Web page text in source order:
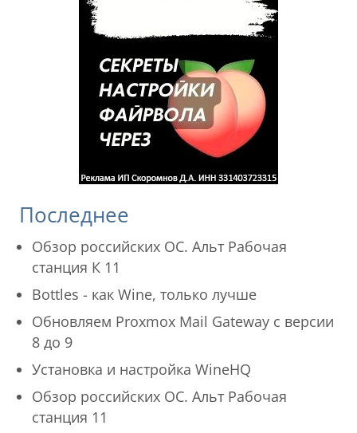
Последнее
Обзор российских ОС. Альт Рабочая
станция К 11
Bottles - как Wine, только лучше
Обновляем Proxmox Mail Gateway с версии
8 до 9
Установка и настройка WineHQ
Обзор российских ОС. Альт Рабочая
станция 11